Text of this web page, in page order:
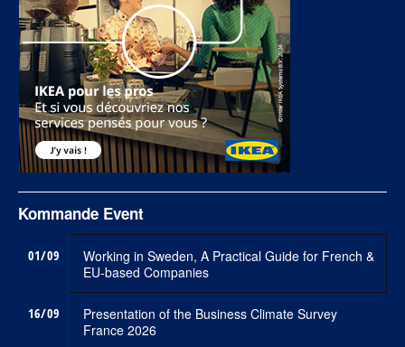
Kommande Event
01/09
Working in Sweden, A Practical Guide for French &
EU-based Companies
16/09
Presentation of the Business Climate Survey
France 2026